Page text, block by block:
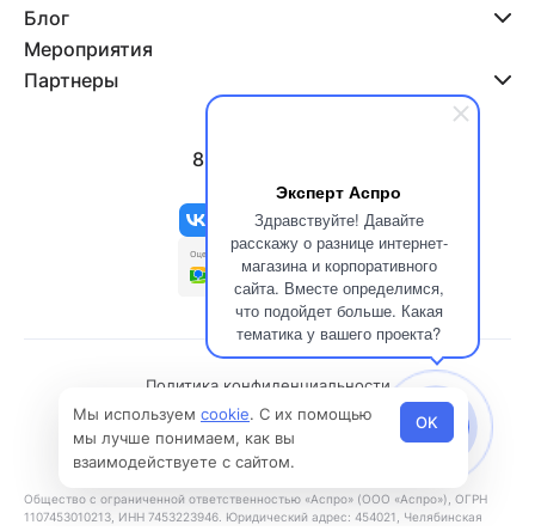
Эксперт Аспро
Здравствуйте! Давайте
расскажу о разнице интернет-
магазина и корпоративного
сайта. Вместе определимся,
что подойдет больше. Какая
тематика у вашего проекта?
Блог
Мероприятия
Партнеры
8 800 500-47-11
info@aspro.ru
© 2026 Все права защищены
Политика конфиденциальности
Политика использования файлов cookies
Общество с ограниченной ответственностью «Аспро» (ООО «Аспро»), ОГРН
1107453010213, ИНН 7453223946. Юридический адрес: 454021, Челябинская
Мы используем cookie. С их помощью
мы лучше понимаем, как вы
взаимодействуете с сайтом.
OK